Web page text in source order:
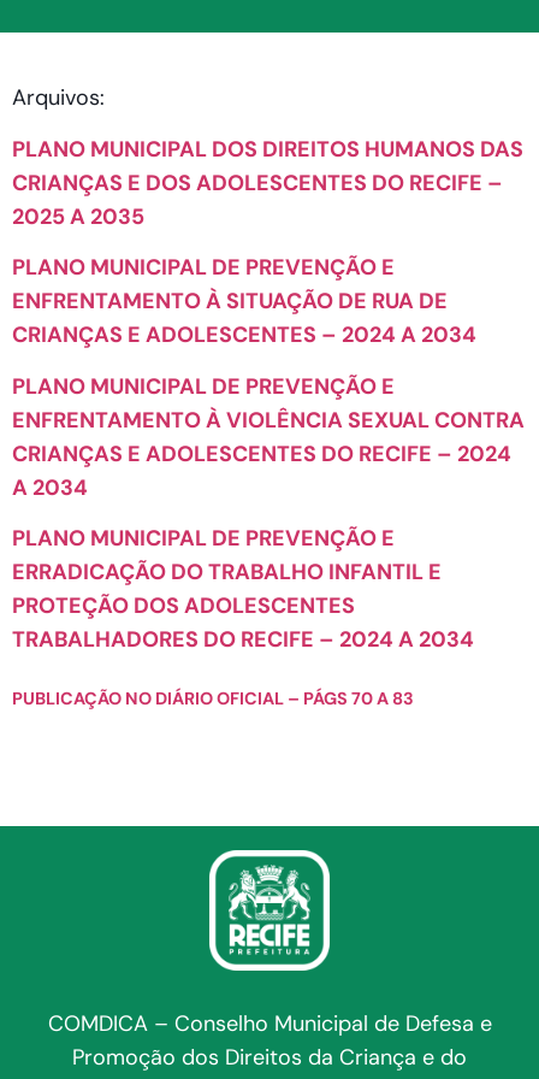
Arquivos:
PLANO MUNICIPAL DOS DIREITOS HUMANOS DAS
CRIANÇAS E DOS ADOLESCENTES DO RECIFE –
2025 A 2035
PLANO MUNICIPAL DE PREVENÇÃO E
ENFRENTAMENTO À SITUAÇÃO DE RUA DE
CRIANÇAS E ADOLESCENTES – 2024 A 2034
PLANO MUNICIPAL DE PREVENÇÃO E
ENFRENTAMENTO À VIOLÊNCIA SEXUAL CONTRA
CRIANÇAS E ADOLESCENTES DO RECIFE – 2024
A 2034
PLANO MUNICIPAL DE PREVENÇÃO E
ERRADICAÇÃO DO TRABALHO INFANTIL E
PROTEÇÃO DOS ADOLESCENTES
TRABALHADORES DO RECIFE – 2024 A 2034
PUBLICAÇÃO NO DIÁRIO OFICIAL – PÁGS 70 A 83
COMDICA – Conselho Municipal de Defesa e
Promoção dos Direitos da Criança e do